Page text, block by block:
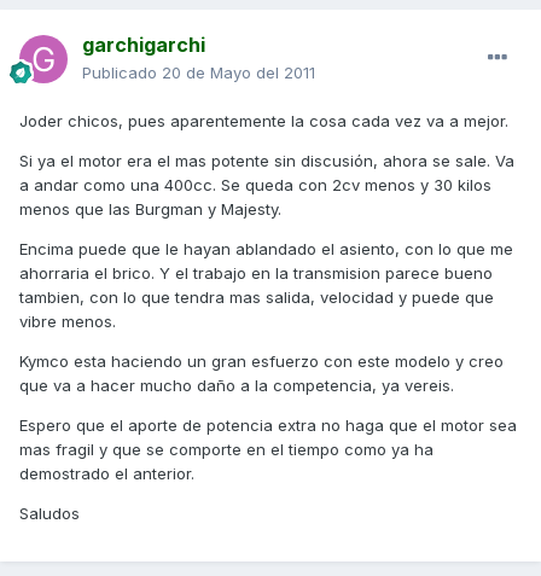
garchigarchi
Publicado 20 de Mayo del 2011
Joder chicos, pues aparentemente la cosa cada vez va a mejor.
Si ya el motor era el mas potente sin discusión, ahora se sale. Va
a andar como una 400cc. Se queda con 2cv menos y 30 kilos
menos que las Burgman y Majesty.
Encima puede que le hayan ablandado el asiento, con lo que me
ahorraria el brico. Y el trabajo en la transmision parece bueno
tambien, con lo que tendra mas salida, velocidad y puede que
vibre menos.
Kymco esta haciendo un gran esfuerzo con este modelo y creo
que va a hacer mucho daño a la competencia, ya vereis.
Espero que el aporte de potencia extra no haga que el motor sea
mas fragil y que se comporte en el tiempo como ya ha
demostrado el anterior.
Saludos